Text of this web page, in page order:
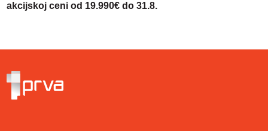
akcijskoj ceni od 19.990€ do 31.8.